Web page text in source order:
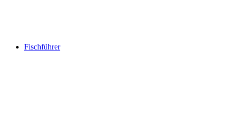
Fischführer